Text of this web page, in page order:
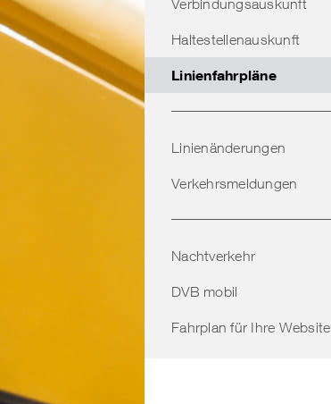
Verbindungsauskunft
Haltestellenauskunft
Linienfahrpläne
Linienänderungen
Verkehrsmeldungen
Nachtverkehr
DVB mobil
Fahrplan für Ihre Website